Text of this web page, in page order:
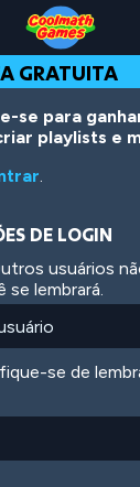
GRATUITA
se para
playlists e
.
DE LOGIN
usuários
se lembrará.
se de